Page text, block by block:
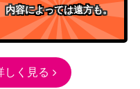
内容によっては遠方も。
しく見る